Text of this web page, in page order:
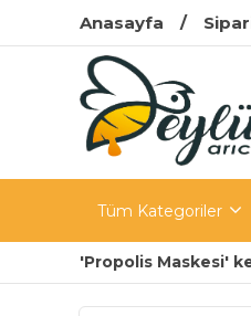
Anasayfa
Tüm Kategoriler
'Propolis Maskesi'